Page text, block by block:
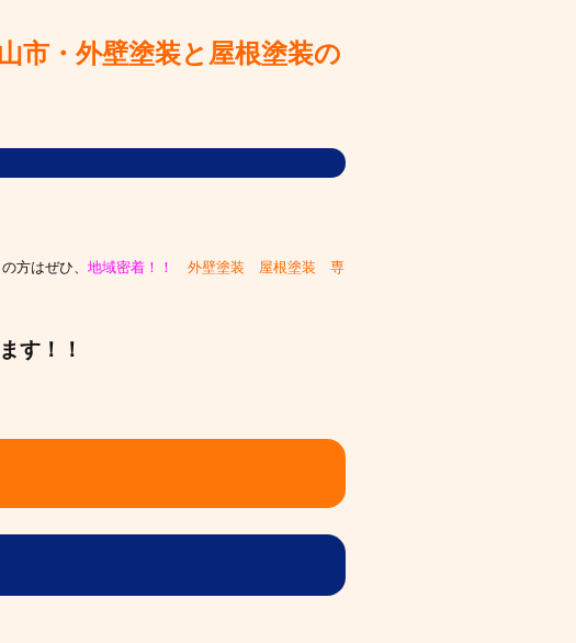
市・外壁塗装と屋根塗装の
方はぜひ、 地域密着！！
外壁塗装 屋根塗装 専
す！！